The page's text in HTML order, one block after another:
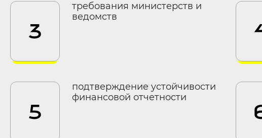
3
требования министерств и
ведомств
5
подтверждение устойчивости
финансовой отчетности